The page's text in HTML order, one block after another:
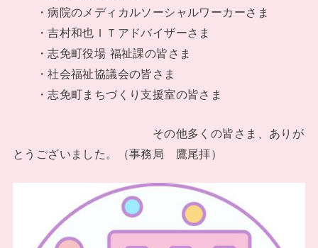
・病院のメディカルソーシャルワーカーさま
・吉村和也ＩＴアドバイザーさま
・志免町役場 福祉課の皆さま
・社会福祉協議会の皆さま
・志免町まちづくり支援室の皆さま
その他多くの皆さま、ありが
とうございました。（事務局 鷹尾拝）